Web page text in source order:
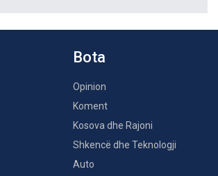
Bota
Opinion
Koment
Kosova dhe Rajoni
Shkencë dhe Teknologji
Auto